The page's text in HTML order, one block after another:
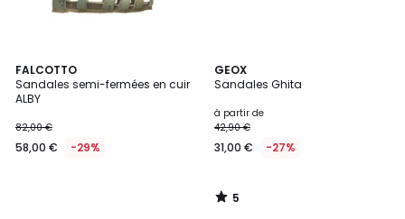
FALCOTTO
Sandales semi-fermées en cuir
ALBY
82,00 €
58,00 € -29%
GEOX
Sandales Ghita
à partir de
42,90 €
31,00 € -27%
5
/
5
/